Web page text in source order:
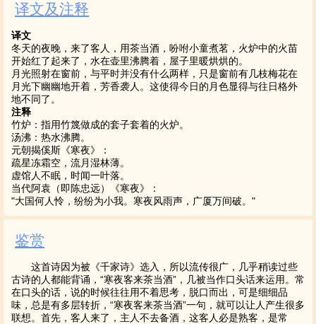
译文及注释
译文
冬天的夜晚，来了客人，用茶当酒，吩咐小童煮茗，火炉中的火苗
开始红了起来了，水在壶里沸腾着，屋子里暖烘烘的。
月光照射在窗前，与平时并没有什么两样，只是窗前有几枝梅花在
月光下幽幽地开着，芳香袭人。这使得今日的月色显得与往日格外
地不同了。
注释
竹炉：指用竹篾做成的套子套着的火炉。
汤沸：热水沸腾。
元朝揭傒斯《寒夜》：
疏星冻霜空，流月湿林薄。
虚馆人不眠，时闻一叶落。
当代阿袁（即陈忠远）《寒夜》：
"大国何人怜，纷纷为小我。寒夜风雨声，广厦万间破。"
鉴赏
这首诗因为被《千家诗》选入，所以流传很广，几乎稍读过些
古诗的人都能背诵，“寒夜客来茶当酒”，几被当作口头话来运用。常
在口头的话，说的时候往往用不着思考，脱口而出，可是细细品
味，总是有多层转折，“寒夜客来茶当酒”一句，就可以让人产生很多
联想。首先，客人来了，主人不去备酒，这客人必是熟客，是常